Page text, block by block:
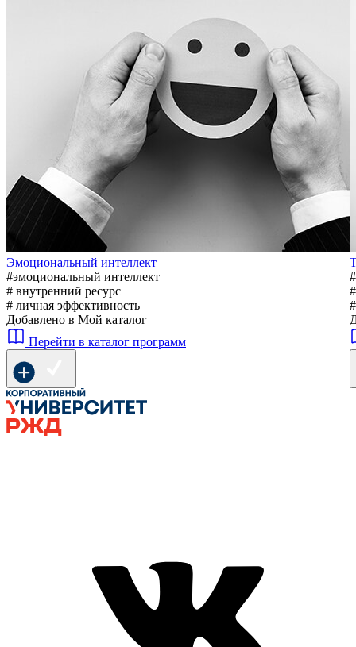
Эмоциональный интеллект
#эмоциональный интеллект
# внутренний ресурс
# личная эффективность
Добавлено в Мой каталог
Перейти в каталог программ